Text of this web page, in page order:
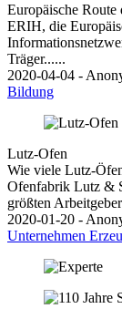
Europäische
ERIH, die
Träger......
2020-04-04 -
Bildung
Lutz-Ofen
Wie viele Lutz-
Ofenfabrik Lutz &
größten
2020-01-20 -
Unternehmen